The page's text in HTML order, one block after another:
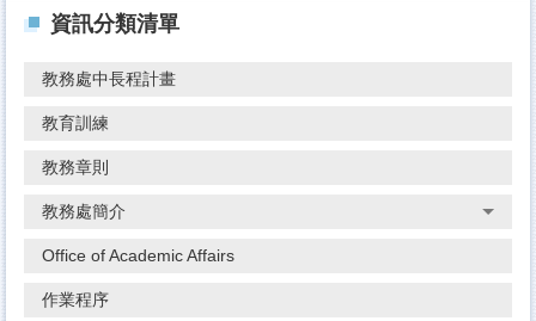
資訊分類清單
教務處中長程計畫
教育訓練
教務章則
教務處簡介
Office of Academic Affairs
作業程序